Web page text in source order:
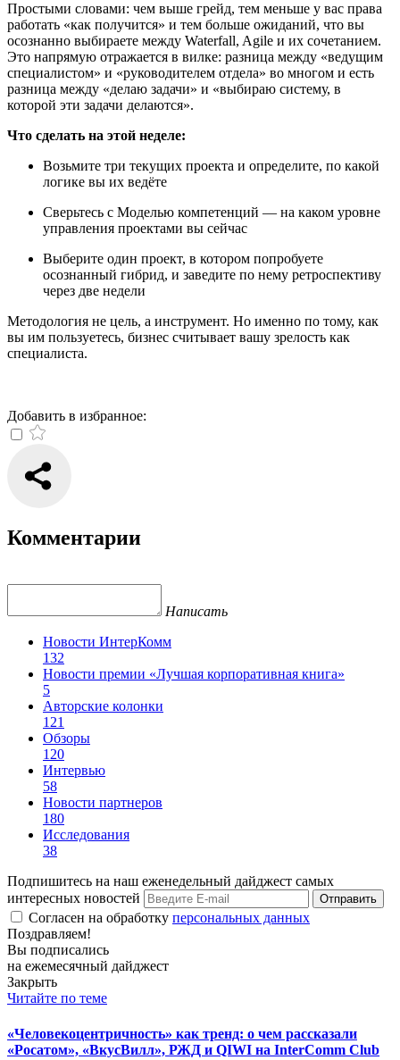
Простыми словами: чем выше грейд, тем меньше у вас права
работать «как получится» и тем больше ожиданий, что вы
осознанно выбираете между Waterfall, Agile и их сочетанием.
Это напрямую отражается в вилке: разница между «ведущим
специалистом» и «руководителем отдела» во многом и есть
разница между «делаю задачи» и «выбираю систему, в
которой эти задачи делаются».
Что сделать на этой неделе:
Возьмите три текущих проекта и определите, по какой
логике вы их ведёте
Сверьтесь с Моделью компетенций — на каком уровне
управления проектами вы сейчас
Выберите один проект, в котором попробуете
осознанный гибрид, и заведите по нему ретроспективу
через две недели
Методология не цель, а инструмент. Но именно по тому, как
вы им пользуетесь, бизнес считывает вашу зрелость как
специалиста.
Добавить в избранное:
Комментарии
Написать
Новости ИнтерКомм
132
Новости премии «Лучшая корпоративная книга»
5
Авторские колонки
121
Обзоры
120
Интервью
58
Новости партнеров
180
Исследования
38
Подпишитесь на наш еженедельный дайджест самых
интересных новостей
Отправить
Согласен на обработку персональных данных
Поздравляем!
Вы подписались
на ежемесячный дайджест
Закрыть
Читайте по теме
«Человекоцентричность» как тренд: о чем рассказали
«Росатом», «ВкусВилл», РЖД и QIWI на InterComm Club